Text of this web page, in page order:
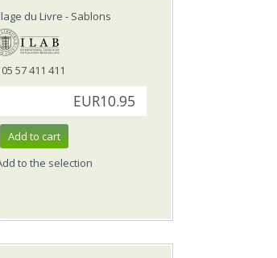
du Livre - Sablons
57 411 411
EUR10.95
Add to cart
to the selection